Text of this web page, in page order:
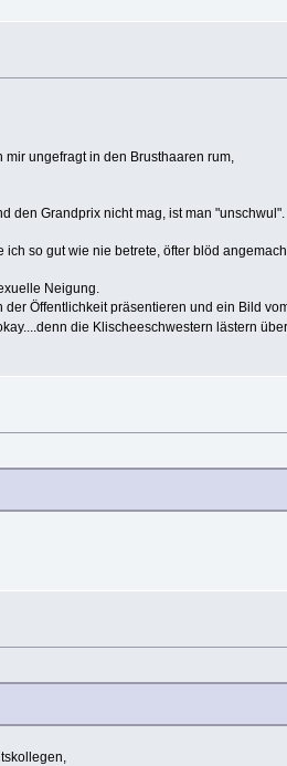
ungefragt in den Brusthaaren rum,
den Grandprix nicht mag, ist man "unschwul".
so gut wie nie betrete, öfter blöd
Neigung.
Öffentlichkeit präsentieren und ein Bild
die Klischeeschwestern lästern